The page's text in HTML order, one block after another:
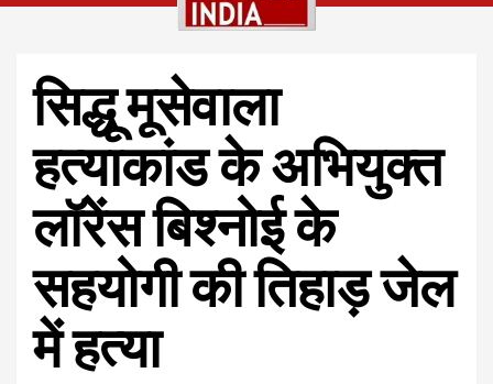
सिद्धू मूसेवाला
हत्याकांड के अभियुक्त
लॉरेंस बिश्नोई के
सहयोगी की तिहाड़ जेल
में हत्या